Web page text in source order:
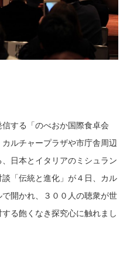
する「のべおか国際食卓会
ルチャープラザや市庁舎周辺
日本とイタリアのミシュラン
「伝統と進化」が４日、カル
開かれ、３００人の聴衆が世
る飽くなき探究心に触れまし